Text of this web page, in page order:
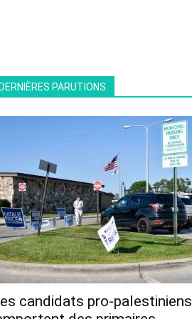
PARUTIONS
candidats pro-palestiniens